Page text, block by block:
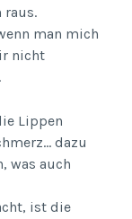
raus.
man mich
nicht
Lippen
dazu
was auch
ist die